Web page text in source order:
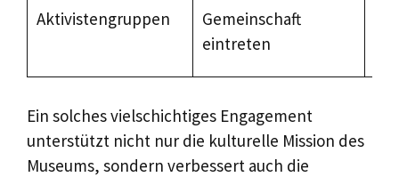
Aktivistengruppen
Gemeinschaft
eintreten
Ein solches vielschichtiges Engagement
unterstützt nicht nur die kulturelle Mission des
Museums, sondern verbessert auch die